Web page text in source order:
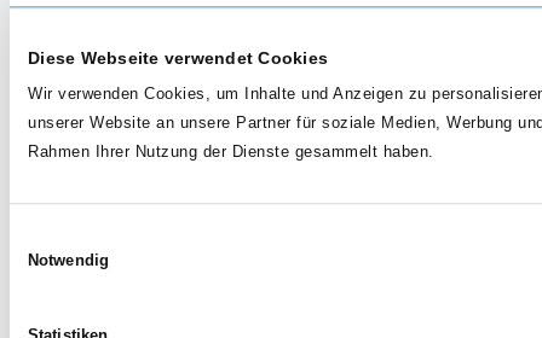
Diese Webseite verwendet Cookies
Wir verwenden Cookies, um Inhalte und Anzeigen zu
unserer Website an unsere Partner für soziale Medien, Werbung
Rahmen Ihrer Nutzung der Dienste gesammelt haben.
Notwendig